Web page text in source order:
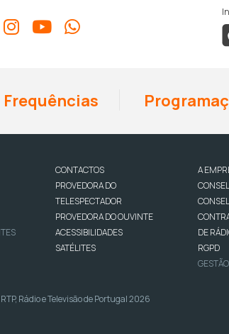
Frequências
CONTACTOS
PROVEDORA DO
TELESPECTADOR
PROVEDORA DO OUVINTE
ACESSIBILIDADES
SATÉLITES
A
DE
RGPD
Rádio e Televisão de Portugal 2026